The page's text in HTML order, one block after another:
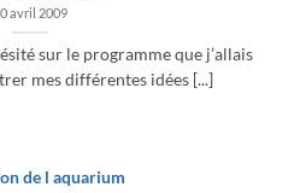
avril 2009
sur le programme que j’allais
mes différentes idées [...]
de l aquarium